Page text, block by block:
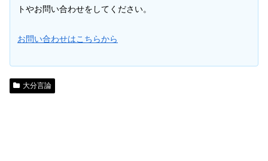
トやお問い合わせをしてください。
お問い合わせはこちらから
大分言論